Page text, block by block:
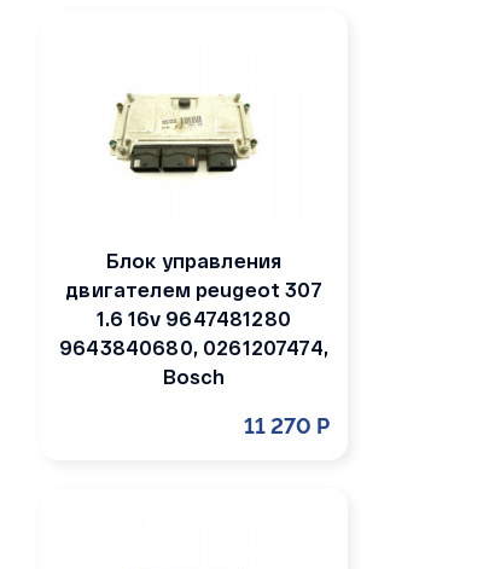
Блок управления
двигателем peugeot 307
1.6 16v 9647481280
9643840680, 0261207474,
Bosch
11 270 Р